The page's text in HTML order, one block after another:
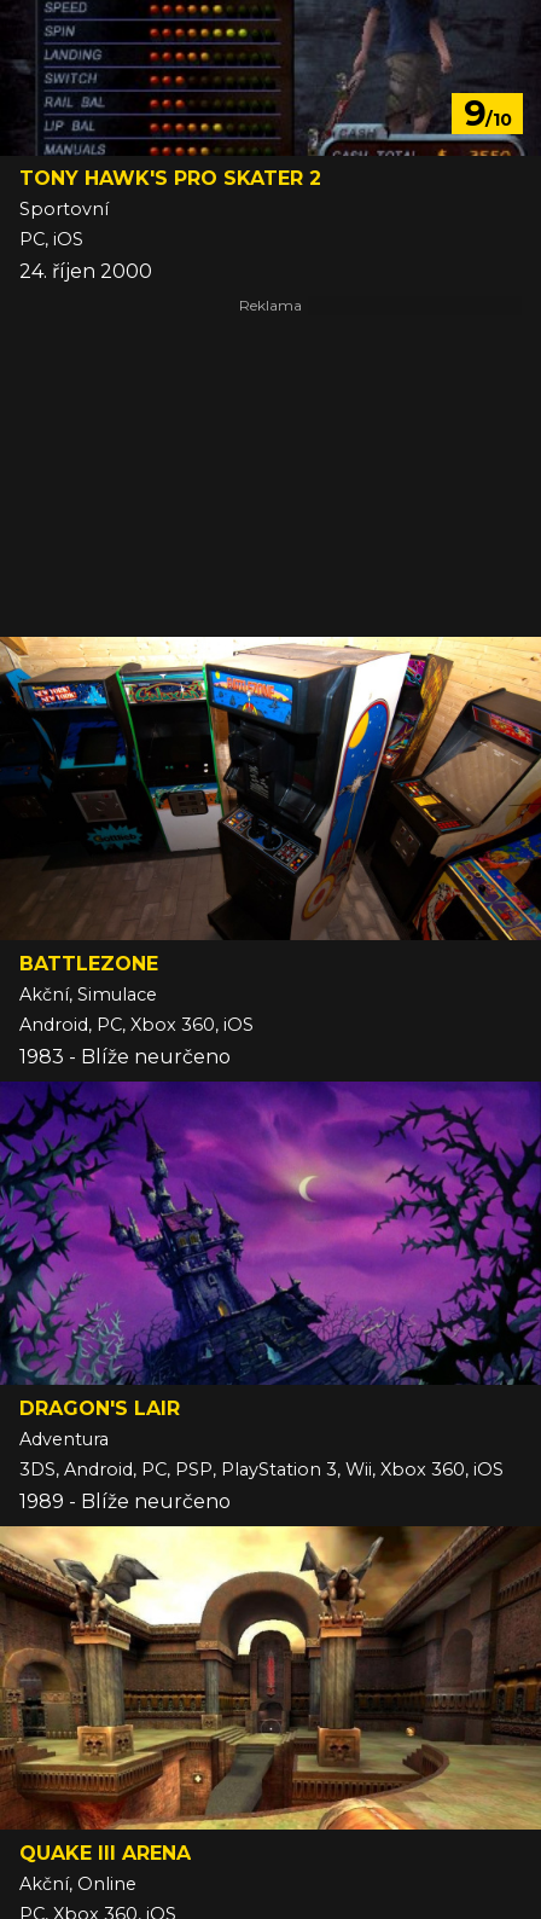
9/10
TONY HAWK'S PRO SKATER 2
Sportovní
PC, iOS
24. říjen 2000
BATTLEZONE
Akční, Simulace
Android, PC, Xbox 360, iOS
1983 - Blíže neurčeno
DRAGON'S LAIR
Adventura
3DS, Android, PC, PSP, PlayStation 3, Wii, Xbox 360, iOS
1989 - Blíže neurčeno
QUAKE III ARENA
Akční, Online
PC, Xbox 360, iOS